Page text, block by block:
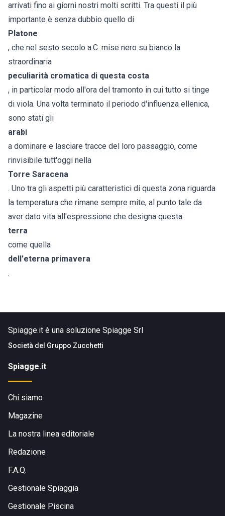
arrivati fino ai giorni nostri molti scritti. Tra questi il più
importante è senza dubbio quello di
Platone
, che nel sesto secolo a.C. mise nero su bianco la
straordinaria
peculiarità cromatica di questa costa
, in particolar modo all'ora del tramonto in cui tutto si tinge
di viola. Una volta terminato il periodo d'influenza ellenica,
sono stati gli
arabi
a dominare e lasciare tracce del loro passaggio, come
rinvisibile tutt'oggi nella
Torre Saracena
. Uno tra gli aspetti più caratteristici di questa zona riguarda
la temperatura che rimane sempre mite, al punto tale da
aver dato vita all'espressione che designa questa
terra
come quella
dell'eterna primavera
.
Spiagge.it è una soluzione Spiagge Srl
Società del Gruppo Zucchetti
Spiagge.it
Chi siamo
Magazine
La nostra linea editoriale
Redazione
F.A.Q.
Gestionale Spiaggia
Gestionale Piscina